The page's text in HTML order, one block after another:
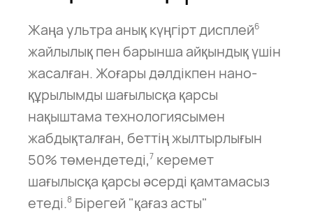
Жаңа ультра анық күңгірт дисплей6
жайлылық пен барынша айқындық үшін
жасалған. Жоғары дәлдікпен нано-
құрылымды шағылысқа қарсы
нақыштама технологиясымен
жабдықталған, беттің жылтырлығын
50% төмендетеді,7керемет
шағылысқа қарсы әсерді қамтамасыз
етеді.8 Бірегей "қағаз асты"